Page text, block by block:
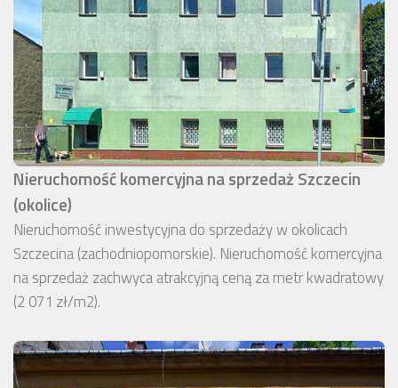
Nieruchomość komercyjna na sprzedaż Szczecin
(okolice)
Nieruchomość inwestycyjna do sprzedaży w okolicach
Szczecina (zachodniopomorskie). Nieruchomość komercyjna
na sprzedaż zachwyca atrakcyjną ceną za metr kwadratowy
(2 071 zł/m2).